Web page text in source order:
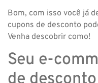
Bom, com isso você já
cupons de desconto
Venha descobrir como!
Seu e-